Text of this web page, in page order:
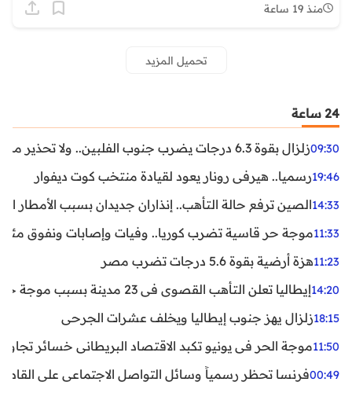
منذ 19 ساعة
تحميل المزيد
24 ساعة
09:30زلزال بقوة 6.3 درجات يضرب جنوب الفلبين.. ولا تحذير من تسونامي حتى الآن
19:46رسميا.. هيرفي رونار يعود لقيادة منتخب كوت ديفوار
14:33الصين ترفع حالة التأهب.. إنذاران جديدان بسبب الأمطار
11:33موجة حر قاسية تضرب كوريا.. وفيات وإصابات ونفوق مئات
11:23هزة أرضية بقوة 5.6 درجات تضرب مصر
14:20إيطاليا تعلن التأهب القصوى في 23 مدينة بسبب موجة حر شديدة
18:15زلزال يهز جنوب إيطاليا ويخلف عشرات الجرحى
11:50موجة الحر في يونيو تكبد الاقتصاد البريطاني خسائر تجاوزت 1.5 مليار
00:49فرنسا تحظر رسمياً وسائل التواصل الاجتماعي على القاصرين